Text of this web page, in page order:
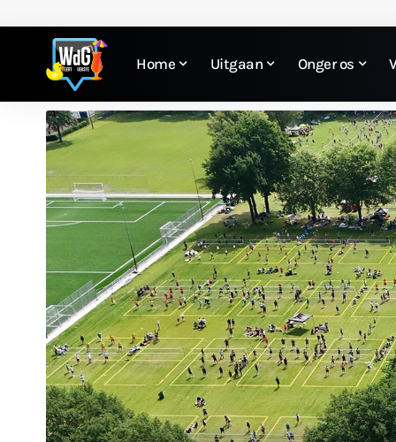
Home Uitgaan Onger os